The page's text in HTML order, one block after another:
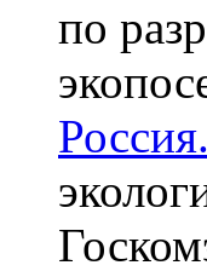
по
Россия.